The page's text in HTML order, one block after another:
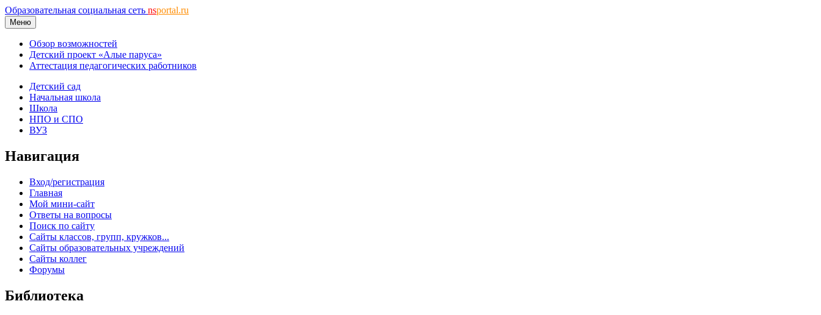
Образовательная социальная сеть nsportal.ru
Меню
Обзор возможностей
Детский проект «Алые паруса»
Аттестация педагогических работников
Детский сад
Начальная школа
Школа
НПО и СПО
ВУЗ
Навигация
Вход/регистрация
Главная
Мой мини-сайт
Ответы на вопросы
Поиск по сайту
Сайты классов, групп, кружков...
Сайты образовательных учреждений
Сайты коллег
Форумы
Библиотека